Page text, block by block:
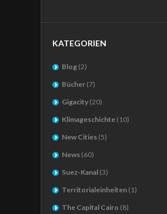
KATEGORIEN
Blog (2)
Bücher (7)
Gigacity (20)
Klimageschichte (10)
New Cities (5)
News (60)
Suez-Kanal (3)
Territorialeinheiten (1)
The Capital Cairo (8)